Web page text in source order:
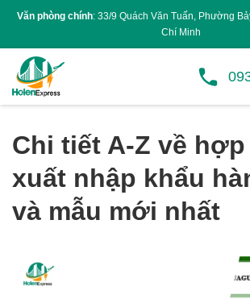
Văn phòng chính: 33/9 Quách Văn Tuấn, Phường
Chí Minh
Chi tiết A-Z về
xuất nhập khẩu
và mẫu mới nhất